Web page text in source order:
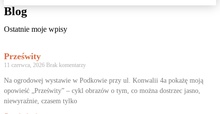
Blog
Ostatnie moje wpisy
Prześwity
11 czerwca, 2026 Brak komentarzy
Na ogrodowej wystawie w Podkowie przy ul. Konwalii 4a pokażę moją
opowieść „Prześwity” – cykl obrazów o tym, co można dostrzec jasno,
niewyraźnie, czasem tylko